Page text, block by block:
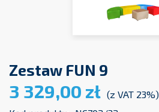
Zestaw FUN 9
3 329,00 zł (z VAT 23%)